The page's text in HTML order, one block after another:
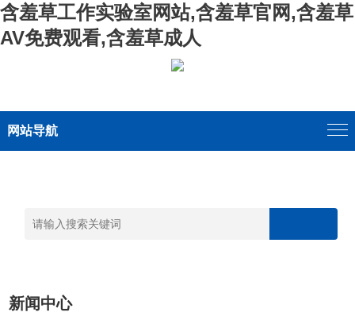
含羞草工作实验室网站,含羞草官网,含羞草
AV免费观看,含羞草成人
网站导航
新闻中心